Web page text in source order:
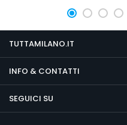
TUTTAMILANO.IT
INFO & CONTATTI
SEGUICI SU